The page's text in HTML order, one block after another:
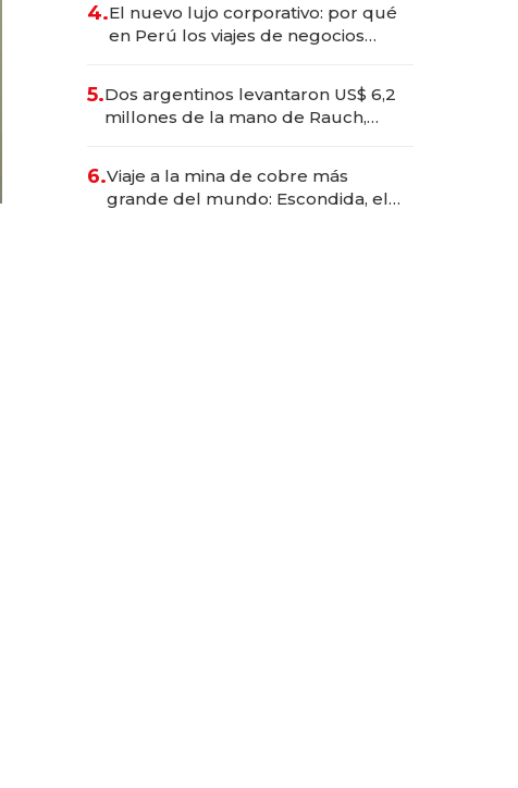
4.El nuevo lujo corporativo: por qué
en Perú los viajes de negocios
transformadoras
5.Dos argentinos levantaron US$ 6,2
millones de la mano de Rauch,
6.Viaje a la mina de cobre más
grande del mundo: Escondida, el